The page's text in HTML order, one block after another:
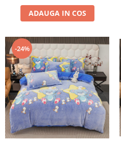
ADAUGA IN COS
-24%